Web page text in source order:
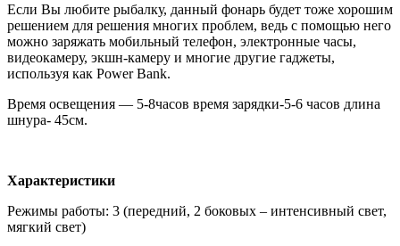
Если Вы любите рыбалку, данный фонарь будет тоже хорошим
решением для решения многих проблем, ведь с помощью него
можно заряжать мобильный телефон, электронные часы,
видеокамеру, экшн-камеру и многие другие гаджеты,
используя как Power Bank.
Время освещения — 5-8часов время зарядки-5-6 часов длина
шнура- 45см.
Характеристики
Режимы работы: 3 (передний, 2 боковых – интенсивный свет,
мягкий свет)